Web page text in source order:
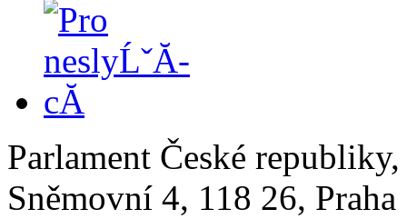
Parlament České
Sněmovní 4, 118 26,